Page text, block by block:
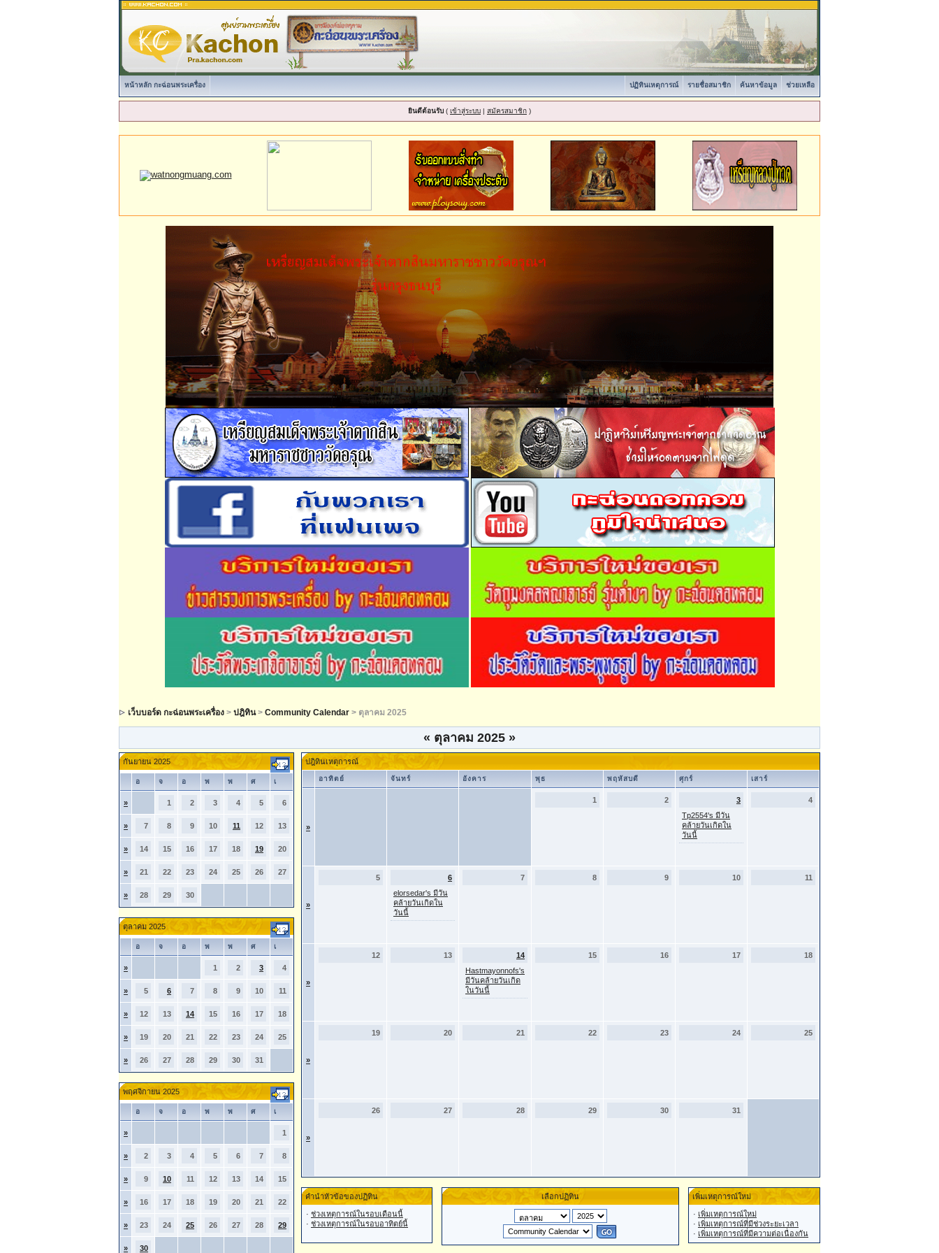
หน้าหลัก กะฉ่อนพระเครื่อง ช่วยเหลือ
ค้นหาข้อมูล
รายชื่อสมาชิก
ปฏิทินเหตุการณ์
ยินดีต้อนรับ ( เข้าสู่ระบบ | สมัครสมาชิก )
เว็บบอร์ด กะฉ่อนพระเครื่อง > ปฎิทิน> Community Calendar > ตุลาคม 2025
« ตุลาคม 2025 »
กันยายน 2025
อ จ อ พ พ ศ เ
» 1 2 3 4 5 6
» 7 8 9 10 11 12 13
» 14 15 16 17 18 19 20
» 21 22 23 24 25 26 27
» 28 29 30
ตุลาคม 2025
อ จ อ พ พ ศ เ
» 1 2 3 4
» 5 6 7 8 9 10 11
» 12 13 14 15 16 17 18
» 19 20 21 22 23 24 25
» 26 27 28 29 30 31
พฤศจิกายน 2025
อ จ อ พ พ ศ เ
» 1
» 2 3 4 5 6 7 8
» 9 10 11 12 13 14 15
» 16 17 18 19 20 21 22
» 23 24 25 26 27 28 29
» 30
ปฎิทินเหตุการณ์
อาทิตย์ จันทร์ อังคาร พุธ พฤหัสบดี ศุกร์ เสาร์
»
1 2
3
Tp2554's มีวัน
คล้ายวันเกิดใน
วันนี้
4
»
5
6
elorsedar's มีวัน
คล้ายวันเกิดใน
วันนี้
7 8 9 10 11
»
12 13
14
Hastmayonnofs's
มีวันคล้ายวันเกิด
ในวันนี้
15 16 17 18
»
19 20 21 22 23 24 25
»
26 27 28 29 30 31
คำนำหัวข้อของปฏิทิน
· ช่วงเหตุการณ์ในรอบเดือนนี้
· ช่วงเหตุการณ์ในรอบอาทิตย์นี้
เลือกปฏิทิน เพิ่มเหตุการณ์ใหม่
· เพิ่มเหตุการณ์ใหม่
· เพิ่มเหตุการณ์ที่มีช่วงระยะเวลา
· เพิ่มเหตุการณ์ที่มีความต่อเนื่องกัน